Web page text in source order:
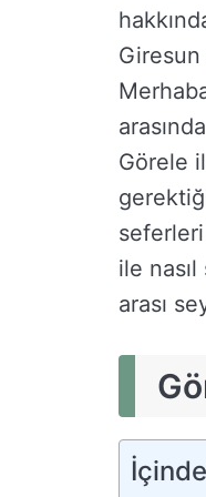
Giresun
Görele
ile
arası